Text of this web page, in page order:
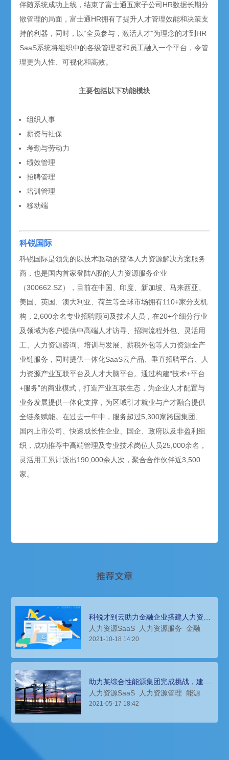
伴随系统成功上线，结束了富士通五家子公司HR数据长期分
散管理的局面，富士通HR拥有了提升人才管理效能和决策支
持的利器，同时，以“全员参与，激活人才”为理念的才到HR
SaaS系统将组织中的各级管理者和员工融入一个平台，令管
理更为人性、可视化和高效。
主要包括以下功能模块
组织人事
薪资与社保
考勤与劳动力
绩效管理
招聘管理
培训管理
移动端
科锐国际
科锐国际是领先的以技术驱动的整体人力资源解决方案服务
商，也是国内首家登陆A股的人力资源服务企业
（300662.SZ），目前在中国、印度、新加坡、马来西亚、
美国、英国、澳大利亚、荷兰等全球市场拥有110+家分支机
构，2,600余名专业招聘顾问及技术人员，在20+个细分行业
及领域为客户提供中高端人才访寻、招聘流程外包、灵活用
工、人力资源咨询、培训与发展、薪税外包等人力资源全产
业链服务，同时提供一体化SaaS云产品、垂直招聘平台、人
力资源产业互联平台及人才大脑平台。通过构建“技术+平台
+服务”的商业模式，打造产业互联生态，为企业人才配置与
业务发展提供一体化支撑，为区域引才就业与产才融合提供
全链条赋能。在过去一年中，服务超过5,300家跨国集团、
国内上市公司、快速成长性企业、国企、政府以及非盈利组
织，成功推荐中高端管理及专业技术岗位人员25,000余名，
灵活用工累计派出190,000余人次，聚合合作伙伴近3,500
家。
推荐文章
科锐才到云助力金融企业搭建人力资源
系统
人力资源SaaS 人力资源服务 金融
2021-10-18 14:20
助力某综合性能源集团完成挑战，建立
新系统
人力资源SaaS 人力资源管理 能源
2021-05-17 18:42